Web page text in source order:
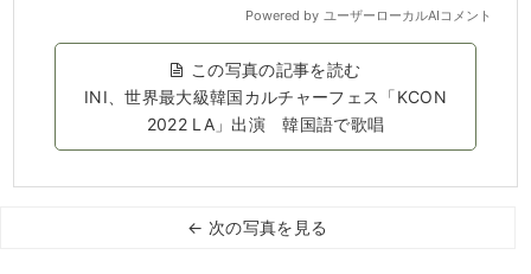
この写真の記事を読む
INI、世界最大級韓国カルチャーフェス「KCON
2022 LA」出演 韓国語で歌唱
← 次の写真を見る